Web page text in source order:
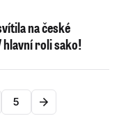
na české
roli sako!
5